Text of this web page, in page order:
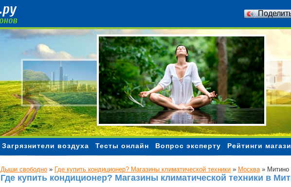
Чистый воздух
Загрязнители воздуха Тесты онлайн Вопрос эксперту Рейтинги
Дыши свободно » Где купить кондиционер? Магазины климатической техники » Москва» Митино
Где купить кондиционер? Магазины климатической техники в